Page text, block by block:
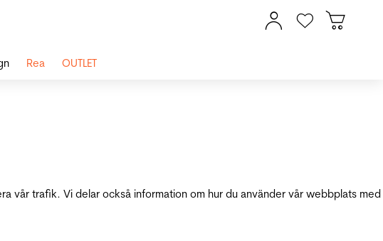
vår trafik. Vi delar också information om hur du använder vår webbplats med
Rea OUTLET